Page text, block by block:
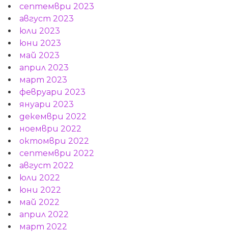
септември 2023
август 2023
юли 2023
юни 2023
май 2023
април 2023
март 2023
февруари 2023
януари 2023
декември 2022
ноември 2022
октомври 2022
септември 2022
август 2022
юли 2022
юни 2022
май 2022
април 2022
март 2022